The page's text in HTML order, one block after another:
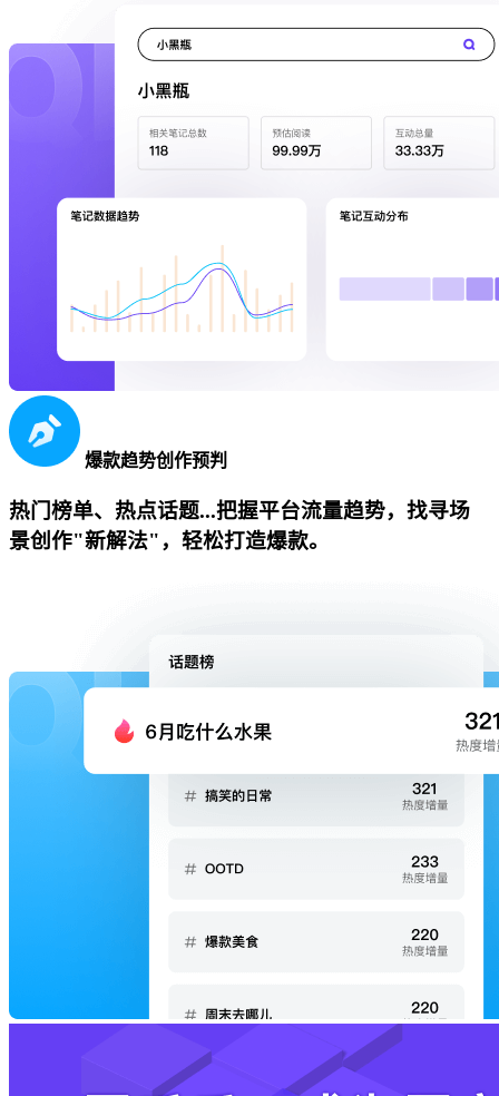
爆款趋势创作预判
热门榜单、热点话题...把握平台流量趋势，找寻场
景创作"新解法"，轻松打造爆款。